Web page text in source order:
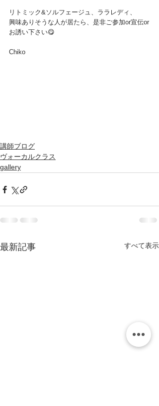
リトミック&ソルフェージュ、ララレディ、
興味ありそうな人が居たら、是非ご参加or宣伝or
お誘い下さい😋
Chiko
講師ブログ
ヴォーカルクラス
gallery
最新記事 すべて表示